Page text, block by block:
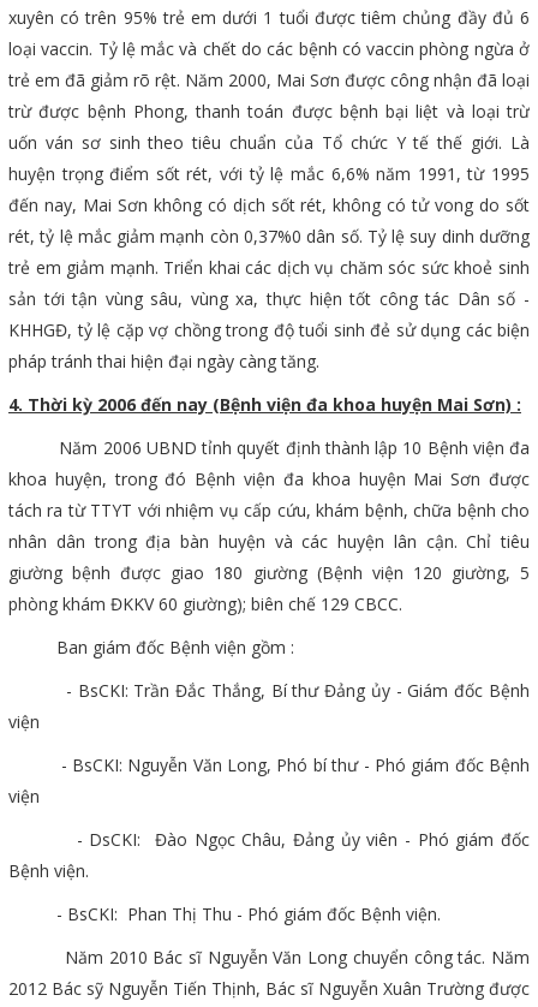
xuyên có trên 95% trẻ em dưới 1 tuổi được tiêm chủng đầy đủ 6
loại vaccin. Tỷ lệ mắc và chết do các bệnh có vaccin phòng ngừa ở
trẻ em đã giảm rõ rệt. Năm 2000, Mai Sơn được công nhận đã loại
trừ được bệnh Phong, thanh toán được bệnh bại liệt và loại trừ
uốn ván sơ sinh theo tiêu chuẩn của Tổ chức Y tế thế giới. Là
huyện trọng điểm sốt rét, với tỷ lệ mắc 6,6% năm 1991, từ 1995
đến nay, Mai Sơn không có dịch sốt rét, không có tử vong do sốt
rét, tỷ lệ mắc giảm mạnh còn 0,37%0 dân số. Tỷ lệ suy dinh dưỡng
trẻ em giảm mạnh. Triển khai các dịch vụ chăm sóc sức khoẻ sinh
sản tới tận vùng sâu, vùng xa, thực hiện tốt công tác Dân số -
KHHGĐ, tỷ lệ cặp vợ chồng trong độ tuổi sinh đẻ sử dụng các biện
pháp tránh thai hiện đại ngày càng tăng.
4. Thời kỳ 2006 đến nay (Bệnh viện đa khoa huyện Mai Sơn) :
Năm 2006 UBND tỉnh quyết định thành lập 10 Bệnh viện đa
khoa huyện, trong đó Bệnh viện đa khoa huyện Mai Sơn được
tách ra từ TTYT với nhiệm vụ cấp cứu, khám bệnh, chữa bệnh cho
nhân dân trong địa bàn huyện và các huyện lân cận. Chỉ tiêu
giường bệnh được giao 180 giường (Bệnh viện 120 giường, 5
phòng khám ĐKKV 60 giường); biên chế 129 CBCC.
Ban giám đốc Bệnh viện gồm :
- BsCKI: Trần Đắc Thắng, Bí thư Đảng ủy - Giám đốc Bệnh
viện
- BsCKI: Nguyễn Văn Long, Phó bí thư - Phó giám đốc Bệnh
viện
- DsCKI: Đào Ngọc Châu, Đảng ủy viên - Phó giám đốc
Bệnh viện.
- BsCKI: Phan Thị Thu - Phó giám đốc Bệnh viện.
Năm 2010 Bác sĩ Nguyễn Văn Long chuyển công tác. Năm
2012 Bác sỹ Nguyễn Tiến Thịnh, Bác sĩ Nguyễn Xuân Trường được